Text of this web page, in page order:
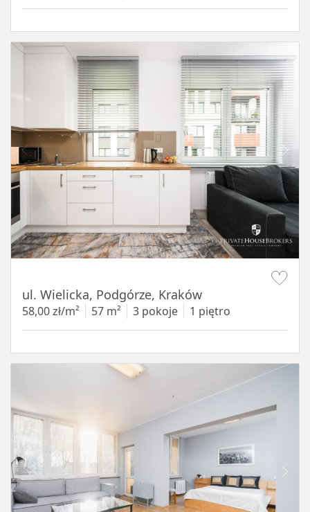
ul. Wielicka, Podgórze, Kraków
58,00 zł/m² 57 m² 3 pokoje 1 piętro